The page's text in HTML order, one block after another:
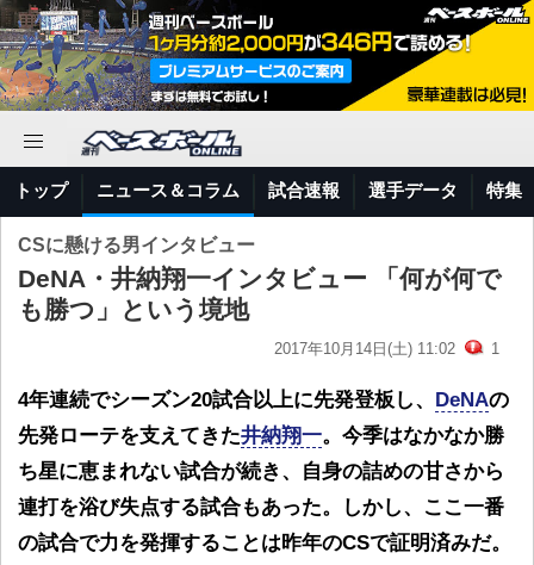
トップ ニュース＆コラム 試合速報 選手データ 特集
CSに懸ける男インタビュー
DeNA・井納翔一インタビュー 「何が何で
も勝つ」という境地
2017年10月14日(土) 11:02 1
4年連続でシーズン20試合以上に先発登板し、 DeNAの
先発ローテを支えてきた井納翔一。今季はなかなか勝
ち星に恵まれない試合が続き、自身の詰めの甘さから
連打を浴び失点する試合もあった。しかし、ここ一番
の試合で力を発揮することは昨年のCSで証明済みだ。